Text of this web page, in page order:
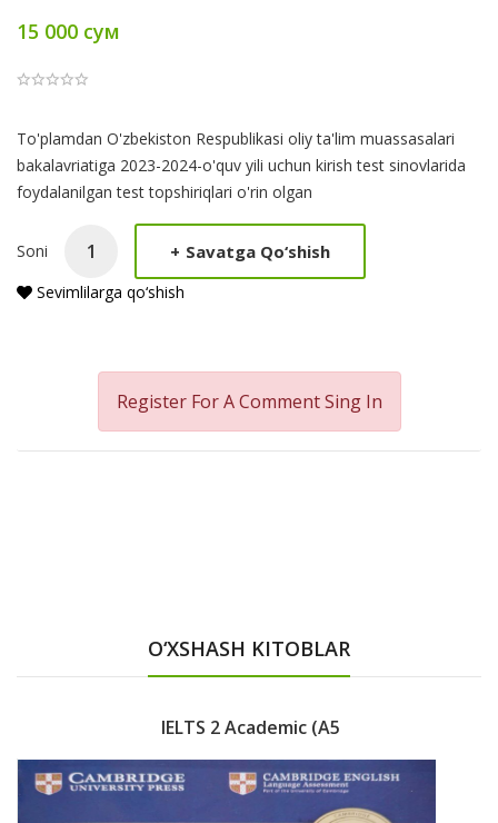
15 000 сум
Product
Summery
To'plamdan O'zbekiston Respublikasi oliy ta'lim muassasalari
bakalavriatiga 2023-2024-o'quv yili uchun kirish test sinovlarida
foydalanilgan test topshiriqlari o'rin olgan
Soni + Savatga Qo‘shish
Sevimlilarga qo‘shish
Register For A CommentSing In
O‘XSHASH KITOBLAR
IELTS 2 Academic (A5